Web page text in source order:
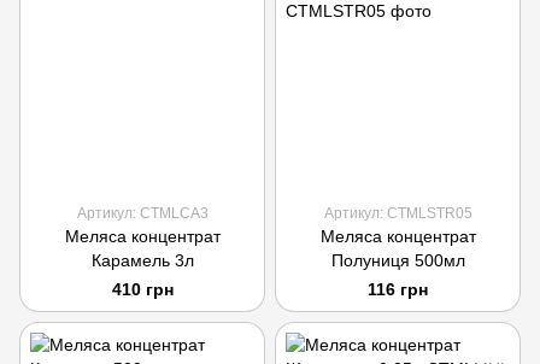
Артикул: CTMLCA3
Меляса концентрат
Карамель 3л
410 грн
Артикул: CTMLSTR05
Меляса концентрат
Полуниця 500мл
116 грн